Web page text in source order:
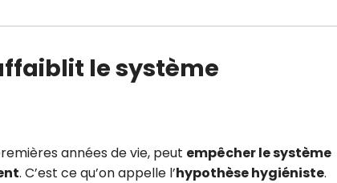
le système
années de vie, peut empêcher le système
. C’est ce qu’on appelle l’hypothèse hygiéniste.